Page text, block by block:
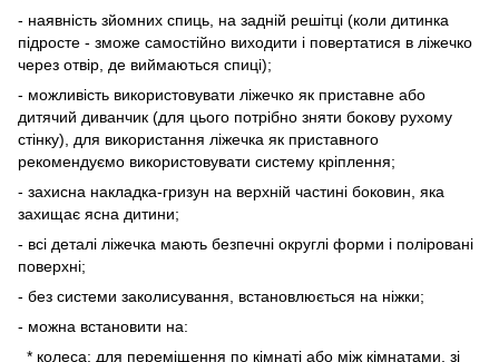
- наявність зйомних спиць, на задній решітці (коли дитинка
підросте - зможе самостійно виходити і повертатися в ліжечко
через отвір, де виймаються спиці);
- можливість використовувати ліжечко як приставне або
дитячий диванчик (для цього потрібно зняти бокову рухому
стінку), для використання ліжечка як приставного
рекомендуємо використовувати систему кріплення;
- захисна накладка-гризун на верхній частині боковин, яка
захищає ясна дитини;
- всі деталі ліжечка мають безпечні округлі форми і поліровані
поверхні;
- без системи заколисування, встановлюється на ніжки;
- можна встановити на:
* колеса: для переміщення по кімнаті або між кімнатами, зі